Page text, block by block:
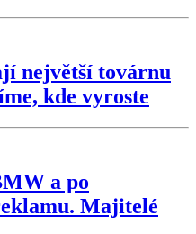
největší továrnu
kde vyroste
a po
Majitelé